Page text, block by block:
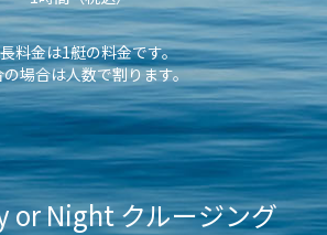
料金は1艇の料金です。
場合は人数で割ります。
or Night クルージング